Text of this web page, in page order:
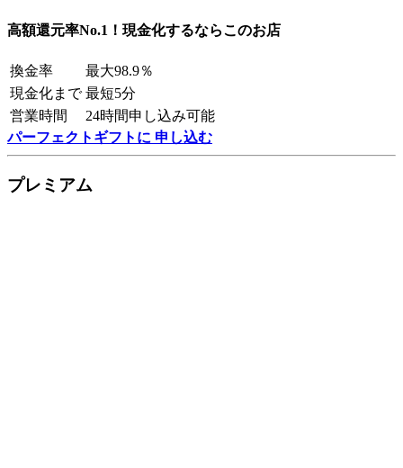
高額還元率No.1！現金化するならこのお店
換金率
最大98.9％
現金化まで 最短5分
営業時間
24時間申し込み可能
パーフェクトギフトに 申し込む
プレミアム